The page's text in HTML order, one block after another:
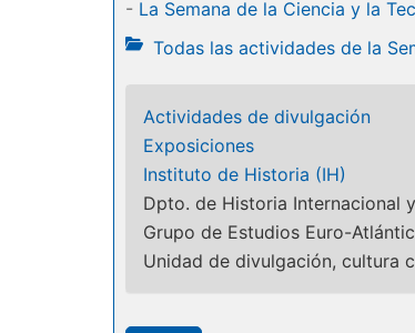
- La Semana de la Ciencia y la
Todas las actividades de la
Actividades de divulgación
Exposiciones
Instituto de Historia (IH)
Dpto. de Historia Internacional
Grupo de Estudios Euro-
Unidad de divulgación, cultura